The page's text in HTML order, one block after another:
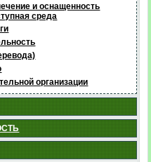
и оснащенность
среда
организации